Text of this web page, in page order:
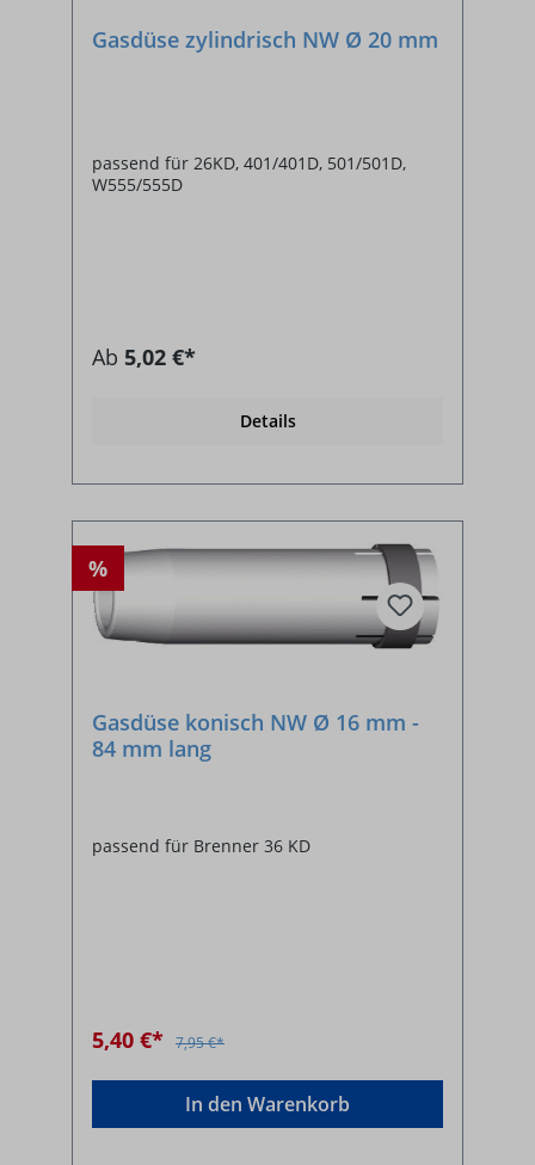
Gasdüse zylindrisch NW Ø 20 mm
passend für 26KD, 401/401D, 501/501D,
W555/555D
Ab 5,02 €*
Details
%
Gasdüse konisch NW Ø 16 mm -
84 mm lang
passend für Brenner 36 KD
5,40 €* 7,95 €*
In den Warenkorb